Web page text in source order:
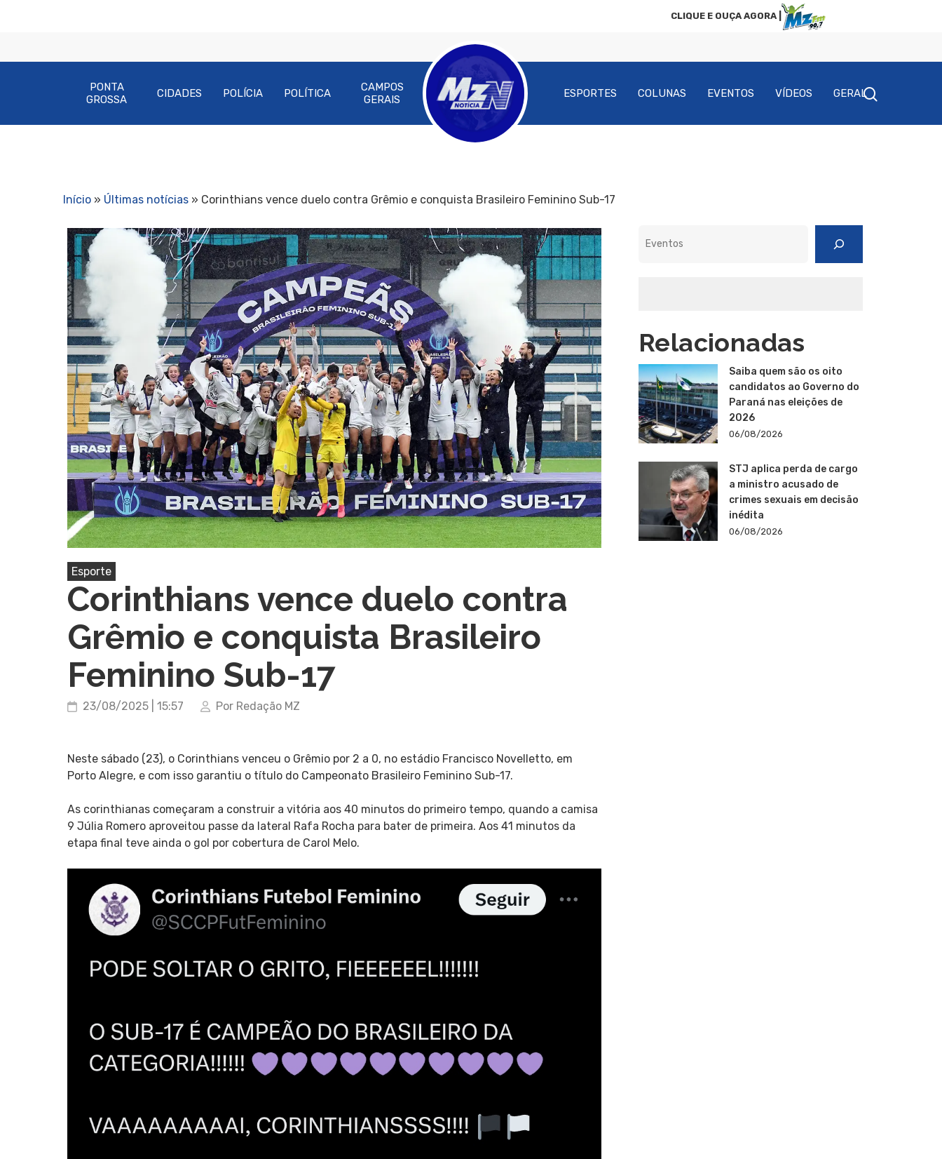
CLIQUE E OUÇA AGORA |
PONTA
GROSSA
CIDADES POLÍCIA POLÍTICA
CAMPOS
GERAIS
ESPORTES COLUNAS EVENTOS VÍDEOS GERAL
Início » Últimas notícias » Corinthians vence duelo contra Grêmio e conquista Brasileiro Feminino Sub-17
Esporte
Corinthians vence duelo contra
Grêmio e conquista Brasileiro
Feminino Sub-17
23/08/2025 | 15:57 Por Redação MZ
Neste sábado (23), o Corinthians venceu o Grêmio por 2 a 0, no estádio Francisco Novelletto, em
Porto Alegre, e com isso garantiu o título do Campeonato Brasileiro Feminino Sub-17.
As corinthianas começaram a construir a vitória aos 40 minutos do primeiro tempo, quando a camisa
9 Júlia Romero aproveitou passe da lateral Rafa Rocha para bater de primeira. Aos 41 minutos da
etapa final teve ainda o gol por cobertura de Carol Melo.
Relacionadas
Saiba quem são os oito
candidatos ao Governo do
Paraná nas eleições de
2026
06/08/2026
STJ aplica perda de cargo
a ministro acusado de
crimes sexuais em decisão
inédita
06/08/2026